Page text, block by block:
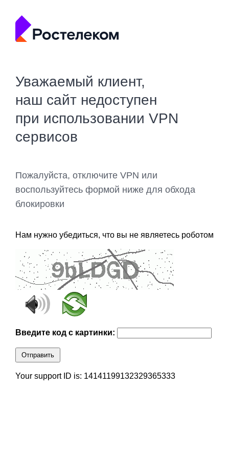
Уважаемый клиент,
наш сайт недоступен
при использовании VPN
сервисов
Пожалуйста, отключите VPN или
воспользуйтесь формой ниже для обхода
блокировки
Нам нужно убедиться, что вы не являетесь роботом
Введите код с картинки:
Отправить
Your support ID is: 14141199132329365333